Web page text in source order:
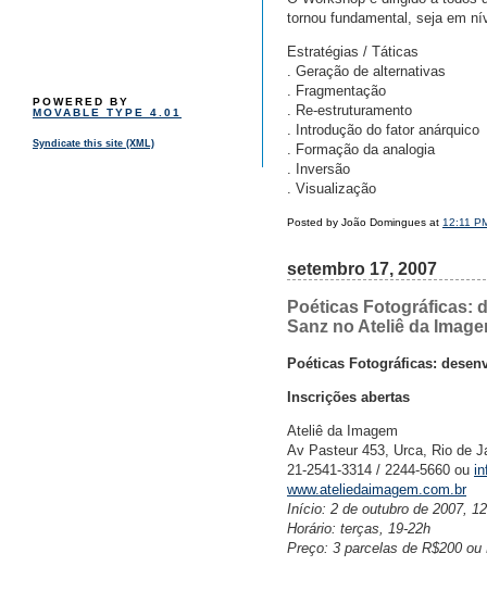
POWERED BY
MOVABLE TYPE 4.01
Syndicate this site (XML)
tornou fundamental, seja em
Estratégias / Táticas
. Geração de alternativas
. Fragmentação
. Re-estruturamento
. Introdução do fator anárquico
. Formação da analogia
. Inversão
. Visualização
Posted by João Domingues at 12:11
setembro 17, 2007
Poéticas Fotográficas:
Sanz no Ateliê da
Poéticas Fotográficas:
Inscrições abertas
Ateliê da Imagem
Av Pasteur 453, Urca, Rio de
21-2541-3314 / 2244-5660 ou
www.ateliedaimagem.com.br
Início: 2 de outubro de 2007,
Horário: terças, 19-22h
Preço: 3 parcelas de R$200